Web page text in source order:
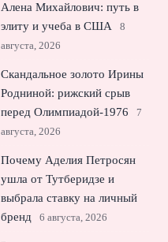
Алена Михайлович: путь в
элиту и учеба в США
8
августа, 2026
Скандальное золото Ирины
Родниной: рижский срыв
перед Олимпиадой‑1976
7
августа, 2026
Почему Аделия Петросян
ушла от Тутберидзе и
выбрала ставку на личный
бренд
6 августа, 2026